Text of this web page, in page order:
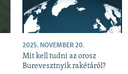
2025. NOVEMBER 20.
Mit kell tudni az orosz
Burevesztnyik rakétáról?